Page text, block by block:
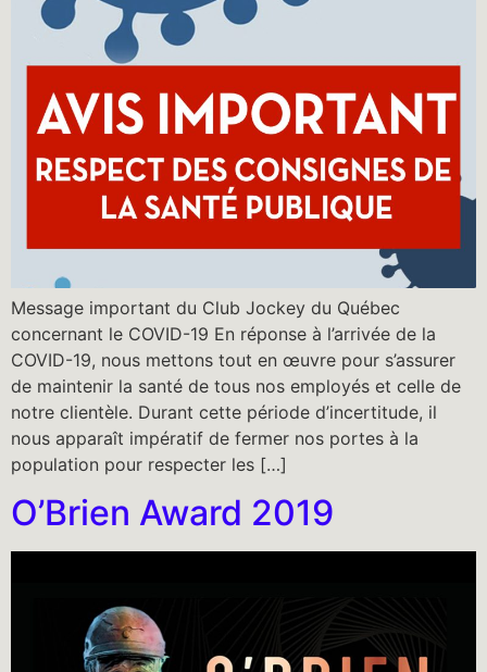
Message important du Club Jockey du Québec
concernant le COVID-19 En réponse à l’arrivée de la
COVID-19, nous mettons tout en œuvre pour s’assurer
de maintenir la santé de tous nos employés et celle de
notre clientèle. Durant cette période d’incertitude, il
nous apparaît impératif de fermer nos portes à la
population pour respecter les […]
O’Brien Award 2019